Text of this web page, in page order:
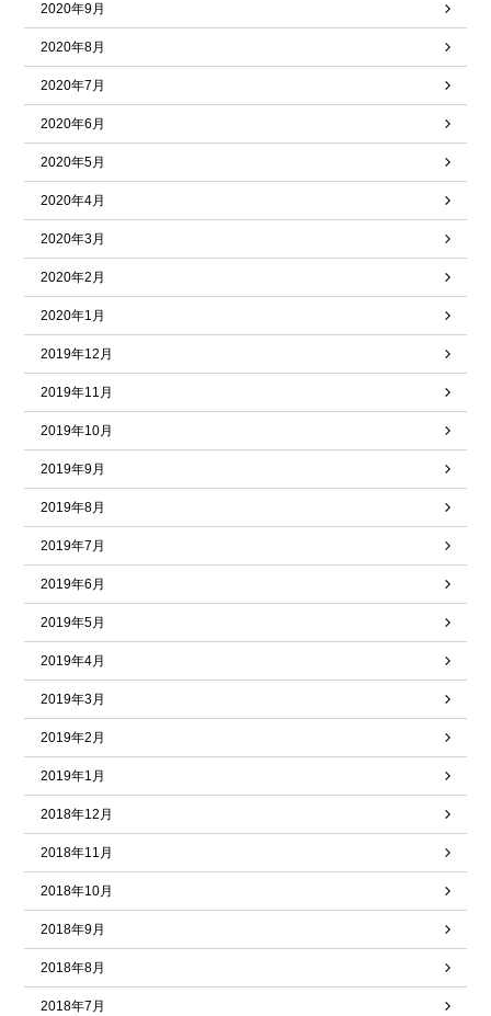
2020年9月
2020年8月
2020年7月
2020年6月
2020年5月
2020年4月
2020年3月
2020年2月
2020年1月
2019年12月
2019年11月
2019年10月
2019年9月
2019年8月
2019年7月
2019年6月
2019年5月
2019年4月
2019年3月
2019年2月
2019年1月
2018年12月
2018年11月
2018年10月
2018年9月
2018年8月
2018年7月